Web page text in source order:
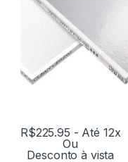
R$225.95 - Até 12x
Ou
Desconto à vista